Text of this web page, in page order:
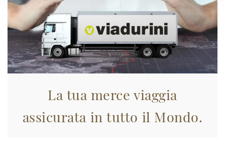
La tua merce viaggia
assicurata in tutto il Mondo.